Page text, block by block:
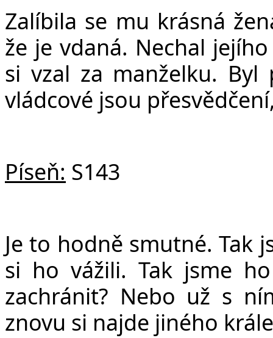
Zalíbila se mu krásná
že je vdaná. Nechal
si vzal za manželku. Byl
vládcové jsou
Píseň: S143
Je to hodně smutné. Tak
si ho vážili. Tak jsme
zachránit? Nebo už s
znovu si najde jiného